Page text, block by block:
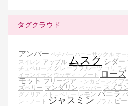
タグクラウド
アンバー ベチバー ハニーサックル オー
スイレン アップル ムスク シダー
チュベローズ グレープフルーツ ユリ ラ
イランイラン ウッディ・ノート ローズ
モット フリージア トンカビーンズ ブ
ズベリー マンダリン ペッパー スズラ
グノリア ストロベリー レモン バニラ
ン・ノート ジャスミン プラム ピ